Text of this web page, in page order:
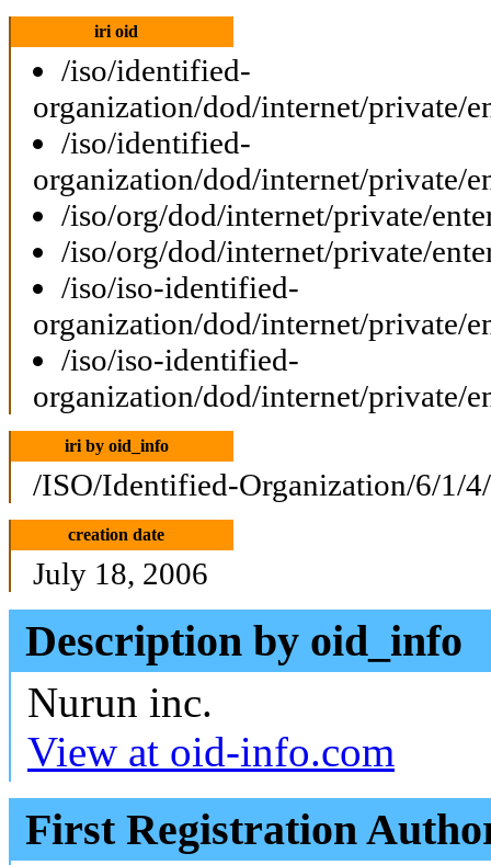
iri oid
/iso/identified-
organization/dod/internet/private/
/iso/identified-
organization/dod/internet/private/
/iso/org/dod/internet/private/
/iso/org/dod/internet/private/
/iso/iso-identified-
organization/dod/internet/private/
/iso/iso-identified-
organization/dod/internet/private/
iri by oid_info
/ISO/Identified-Organization/6/1/
creation date
July 18, 2006
Description by oid_info
Nurun inc.
View at oid-info.com
First Registration